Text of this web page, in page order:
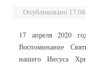
Опубликовано
17 апреля 2020
Воспоминание
нашего Иисуса